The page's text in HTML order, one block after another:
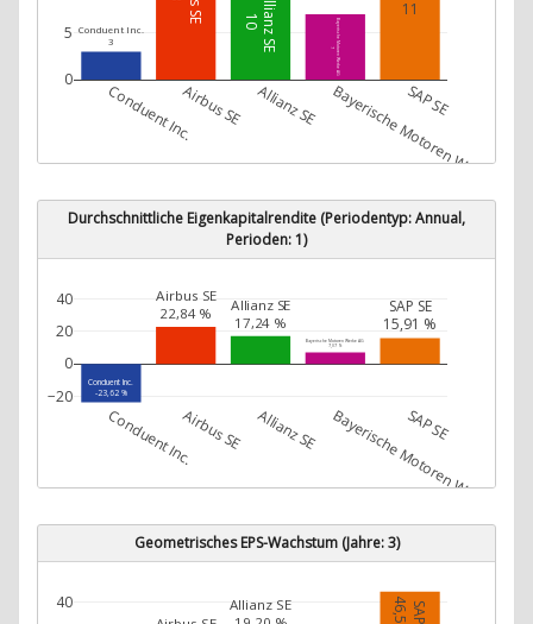
Conduent Inc.
3 Allianz SE
10 Bayerische Motoren Werke AG
11
Conduent Inc.Airbus SE Allianz SE Bayerische Motoren Werke AG
SAP SE
0
5
Durchschnittliche Eigenkapitalrendite (Periodentyp: Annual,
Perioden: 1)
Conduent Inc.
-23,62 %
Airbus SE
22,84 % Allianz SE
17,24 %
Bayerische Motoren Werke AG
7,07 %
SAP SE
15,91 %
Conduent Inc.Airbus SE Allianz SE Bayerische Motoren Werke AG
SAP SE
−20
0
20
40
Geometrisches EPS-Wachstum (Jahre: 3)
Allianz SE
40